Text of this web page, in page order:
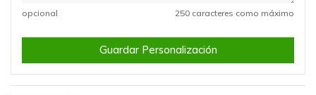
opcional 250 caracteres como máximo
Guardar Personalización